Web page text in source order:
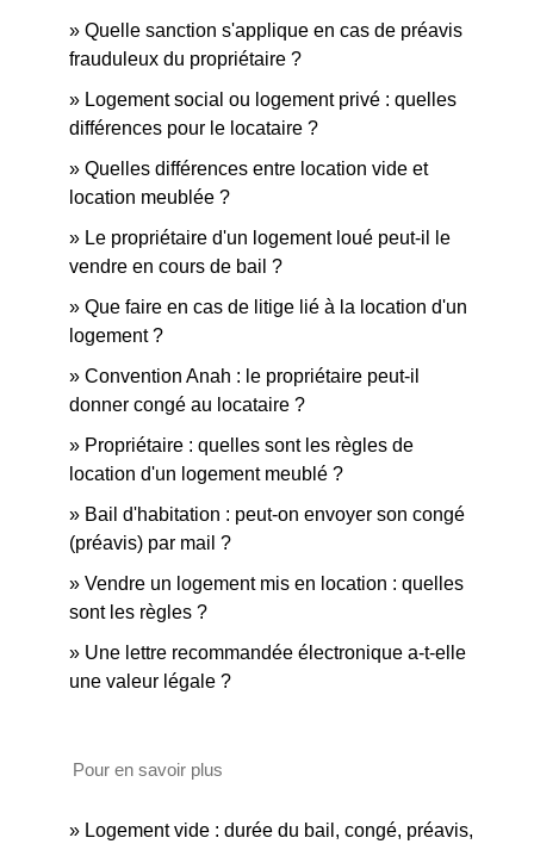
Quelle sanction s'applique en cas de préavis
frauduleux du propriétaire ?
Logement social ou logement privé : quelles
différences pour le locataire ?
Quelles différences entre location vide et
location meublée ?
Le propriétaire d'un logement loué peut-il le
vendre en cours de bail ?
Que faire en cas de litige lié à la location d'un
logement ?
Convention Anah : le propriétaire peut-il
donner congé au locataire ?
Propriétaire : quelles sont les règles de
location d'un logement meublé ?
Bail d'habitation : peut-on envoyer son congé
(préavis) par mail ?
Vendre un logement mis en location : quelles
sont les règles ?
Une lettre recommandée électronique a-t-elle
une valeur légale ?
Pour en savoir plus
Logement vide : durée du bail, congé, préavis,